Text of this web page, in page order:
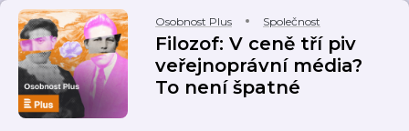
Osobnost Plus Společnost
Filozof: V ceně tří piv
veřejnoprávní média?
To není špatné